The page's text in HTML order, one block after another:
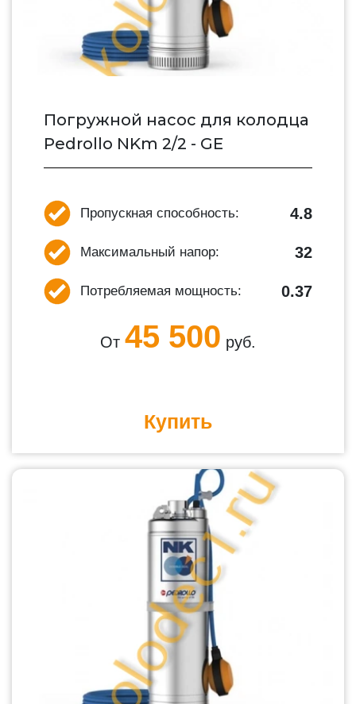
Погружной насос для колодца
Pedrollo NKm 2/2 - GE
Пропускная способность: 4.8
Максимальный напор: 32
Потребляемая мощность: 0.37
От 45 500 руб.
Купить